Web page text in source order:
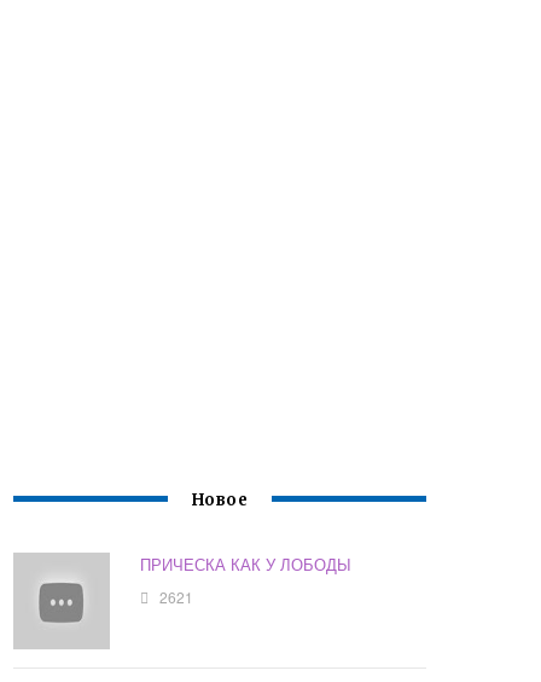
Новое
ПРИЧЕСКА КАК У ЛОБОДЫ
2621